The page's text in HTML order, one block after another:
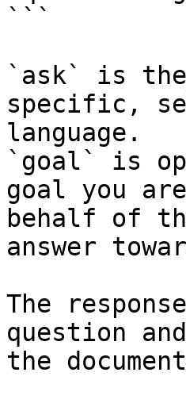
```
`ask` is
specific,
language.
`goal` is
goal you
behalf of
answer
The
question
the